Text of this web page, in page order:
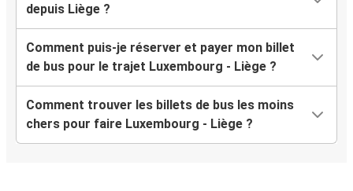
depuis Liège ?
Comment puis-je réserver et payer mon billet
de bus pour le trajet Luxembourg - Liège ?
Comment trouver les billets de bus les moins
chers pour faire Luxembourg - Liège ?